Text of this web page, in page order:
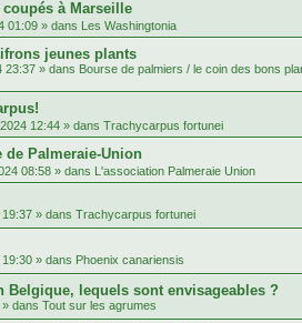
à Marseille
01:09 » dans Les Washingtonia
jeunes plants
23:37 » dans Bourse de palmiers / le coin des bons
12:44 » dans Trachycarpus fortunei
de Palmeraie-Union
08:58 » dans L'association Palmeraie Union
19:37 » dans Trachycarpus fortunei
19:30 » dans Phoenix canariensis
Belgique, lequels sont envisageables ?
» dans Tout sur les agrumes